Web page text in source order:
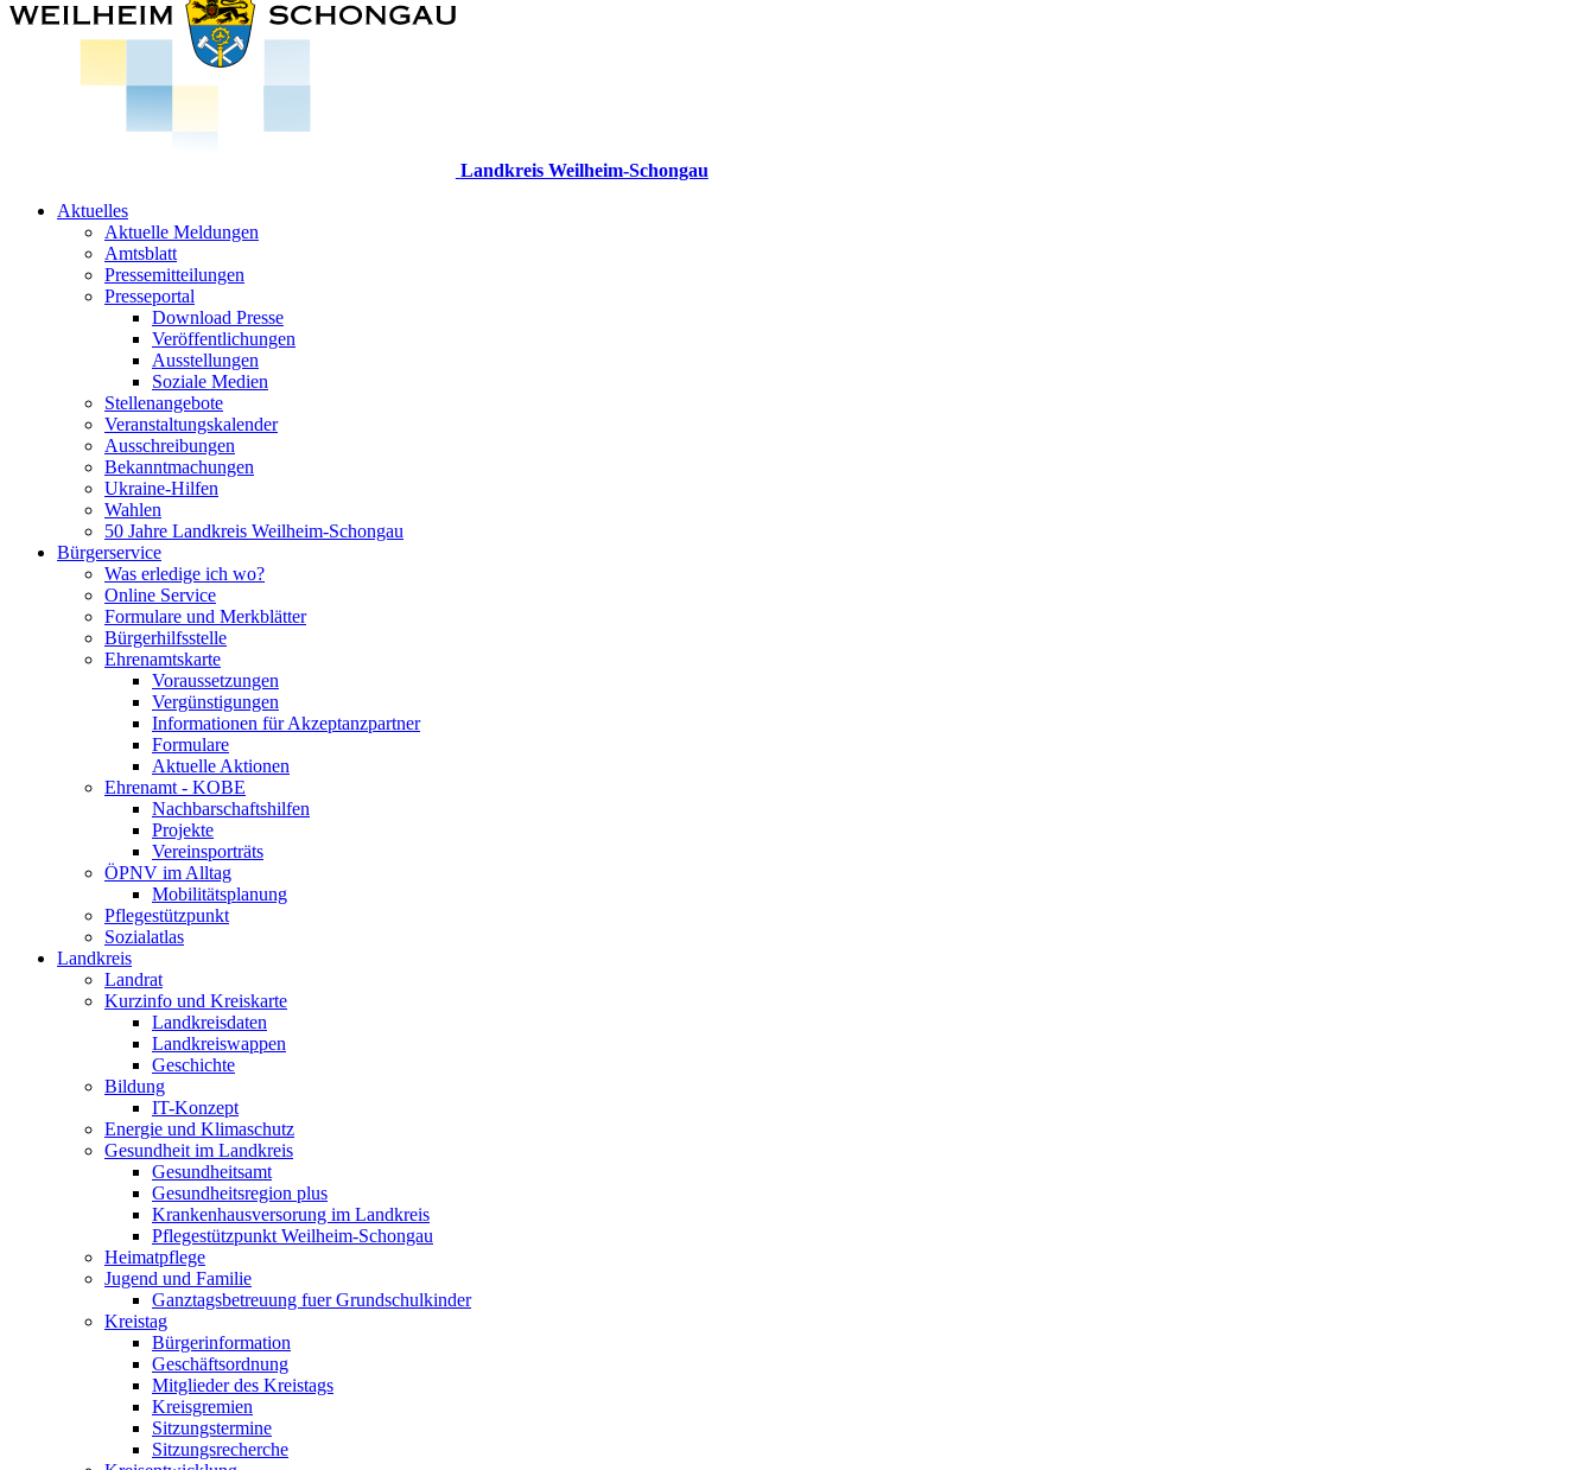
Landkreis Weilheim-Schongau
Aktuelles
Aktuelle Meldungen
Amtsblatt
Pressemitteilungen
Presseportal
Download Presse
Veröffentlichungen
Ausstellungen
Soziale Medien
Stellenangebote
Veranstaltungskalender
Ausschreibungen
Bekanntmachungen
Ukraine-Hilfen
Wahlen
50 Jahre Landkreis Weilheim-Schongau
Bürgerservice
Was erledige ich wo?
Online Service
Formulare und Merkblätter
Bürgerhilfsstelle
Ehrenamtskarte
Voraussetzungen
Vergünstigungen
Informationen für Akzeptanzpartner
Formulare
Aktuelle Aktionen
Ehrenamt - KOBE
Nachbarschaftshilfen
Projekte
Vereinsporträts
ÖPNV im Alltag
Mobilitätsplanung
Pflegestützpunkt
Sozialatlas
Landkreis
Landrat
Kurzinfo und Kreiskarte
Landkreisdaten
Landkreiswappen
Geschichte
Bildung
IT-Konzept
Energie und Klimaschutz
Gesundheit im Landkreis
Gesundheitsamt
Gesundheitsregion plus
Krankenhausversorung im Landkreis
Pflegestützpunkt Weilheim-Schongau
Heimatpflege
Jugend und Familie
Ganztagsbetreuung fuer Grundschulkinder
Kreistag
Bürgerinformation
Geschäftsordnung
Mitglieder des Kreistags
Kreisgremien
Sitzungstermine
Sitzungsrecherche